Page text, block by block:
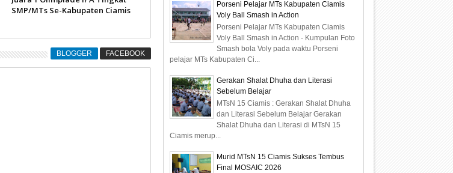
SMP/MTs Se-Kabupaten Ciamis
BLOGGER FACEBOOK
Porseni Pelajar MTs Kabupaten Ciamis
Voly Ball Smash in Action
Porseni Pelajar MTs Kabupaten Ciamis
Voly Ball Smash in Action - Kumpulan Foto
Smash bola Voly pada waktu Porseni
pelajar MTs Kabupaten Ci...
Gerakan Shalat Dhuha dan Literasi
Sebelum Belajar
MTsN 15 Ciamis : Gerakan Shalat Dhuha
dan Literasi Sebelum Belajar Gerakan
Shalat Dhuha dan Literasi di MTsN 15
Ciamis merup...
Murid MTsN 15 Ciamis Sukses Tembus
Final MOSAIC 2026